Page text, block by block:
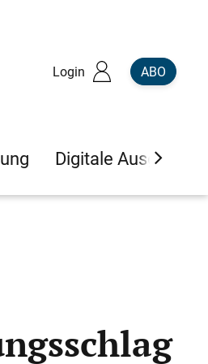
Login ABO
Digitale Ausgaben